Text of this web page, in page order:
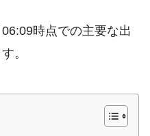
時点での主要な出
。